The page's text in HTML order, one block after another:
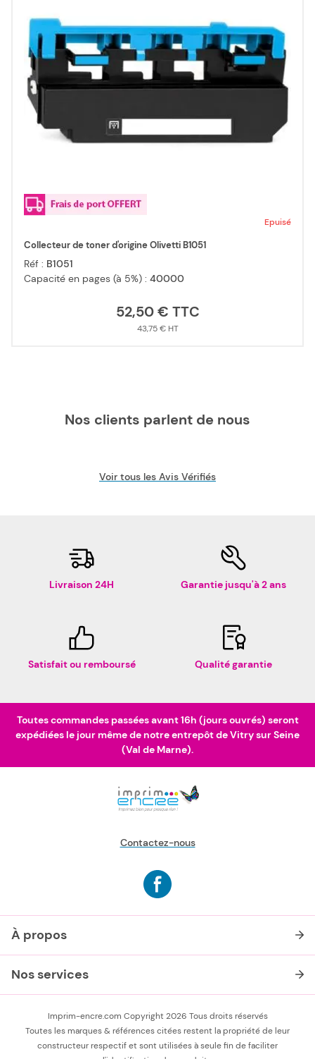
Epuisé
Collecteur de toner d'origine Olivetti B1051
Réf : B1051
Capacité en pages (à 5%) : 40000
52,50 €
43,75 €
Nos clients parlent de nous
Voir tous les Avis Vérifiés
Livraison 24H Garantie jusqu'à 2 ans
Satisfait ou remboursé Qualité garantie
Toutes commandes passées avant 16h (jours ouvrés) seront
expédiées le jour même de notre entrepôt de Vitry sur Seine
(Val de Marne).
Contactez-nous
À propos
Nos services
Imprim-encre.com Copyright 2026 Tous droits réservés
Toutes les marques & références citées restent la propriété de leur
constructeur respectif et sont utilisées à seule fin de faciliter